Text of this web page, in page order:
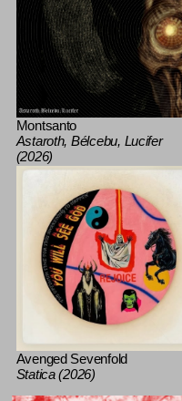
Montsanto
Astaroth, Bélcebu, Lucifer
(2026)
Avenged Sevenfold
Statica (2026)